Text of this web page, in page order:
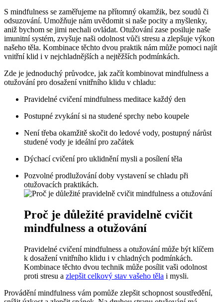
S mindfulness se zaměřujeme na přítomný okamžik, bez soudů či
odsuzování. Umožňuje nám uvědomit si naše pocity a myšlenky,
aniž bychom se jimi nechali ovládat. Otužování zase posiluje naše
imunitní systém, zvyšuje naši odolnost vůči stresu a zlepšuje výkon
našeho těla. Kombinace těchto dvou praktik nám může pomoci najít
vnitřní klid i v nejchladnějších a nejtěžších podmínkách.
Zde je jednoduchý průvodce, jak začít kombinovat mindfulness a
otužování pro dosažení vnitřního klidu v chladu:
Pravidelné cvičení mindfulness meditace každý den
Postupné zvykání si na studené sprchy nebo koupele
Není třeba okamžitě skočit do ledové vody, postupný nárůst
studené vody je ideální pro začátek
Dýchací cvičení pro uklidnění mysli a posílení těla
Pozvolné prodlužování doby vystavení se chladu při
otužovacích praktikách.
Proč je důležité pravidelně cvičit
mindfulness a otužování
Pravidelné cvičení mindfulness a otužování může být klíčem
k dosažení vnitřního klidu i v chladných podmínkách.
Kombinace těchto dvou technik může posílit vaši odolnost
proti stresu a zlepšit celkový stav vašeho těla i mysli.
Provádění mindfulness vám pomůže zlepšit schopnost soustředění,